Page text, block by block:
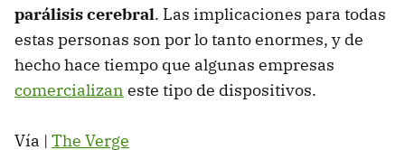
parálisis cerebral. Las implicaciones para todas
estas personas son por lo tanto enormes, y de
hecho hace tiempo que algunas empresas
comercializan este tipo de dispositivos.
Vía | The Verge